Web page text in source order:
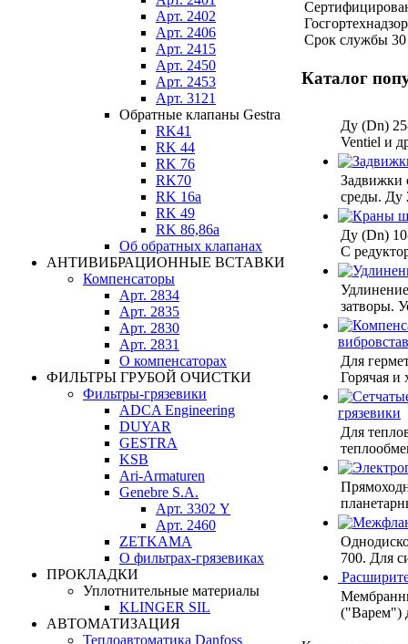
Арт. 2402
Арт. 2406
Арт. 2415
Арт. 2450
Арт. 2453
Арт. 3121
Обратные клапаны Gestra
RK41
RK 44
RK 76
RK70
RK 16a
RK 49
RK 86,86a
Об обратных клапанах
АНТИВИБРАЦИОННЫЕ ВСТАВКИ
Компенсаторы
Арт. 2834
Арт. 2835
Арт. 2830
Арт. 2831
О компенсаторах
ФИЛЬТРЫ ГРУБОЙ ОЧИСТКИ
Фильтры-грязевики
ADCA Engineering
DUYAR
GESTRA
KSB
Ari-Armaturen
Genebre S.A.
Арт. 3302 Y
Арт. 2460
ZETKAMA
О фильтрах-грязевиках
ПРОКЛАДКИ
Уплотнительные материалы
KLINGER SIL
АВТОМАТИЗАЦИЯ
Теплоавтоматика Danfoss
Срок службы
Каталог
Ду (Dn)
Ventiel и
Задвижки
среды. Ду
Ду (Dn)
С
затворы.
Для
Горячая и
грязевики
Для
700. Для
("Варем")